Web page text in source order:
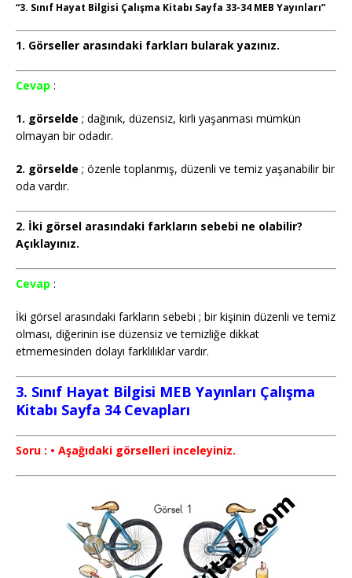
“3. Sınıf Hayat Bilgisi Çalışma Kitabı Sayfa 33-34 MEB Yayınları”
1. Görseller arasındaki farkları bularak yazınız.
Cevap :
1. görselde ; dağınık, düzensiz, kirli yaşanması mümkün
olmayan bir odadır.
2. görselde ; özenle toplanmış, düzenli ve temiz yaşanabilir bir
oda vardır.
2. İki görsel arasındaki farkların sebebi ne olabilir?
Açıklayınız.
Cevap :
İki görsel arasındaki farkların sebebi ; bir kişinin düzenli ve temiz
olması, diğerinin ise düzensiz ve temizliğe dikkat
etmemesinden dolayı farklılıklar vardır.
3. Sınıf Hayat Bilgisi MEB Yayınları Çalışma
Kitabı Sayfa 34 Cevapları
Soru : • Aşağıdaki görselleri inceleyiniz.